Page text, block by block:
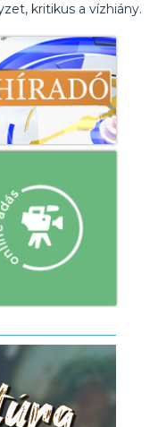
kritikus a vízhiány.